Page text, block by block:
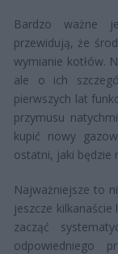
Bardzo ważne
przewidują, że
wymianie kotłów.
ale o ich
pierwszych lat
przymusu
kupić nowy
ostatni, jaki będzie
Najważniejsze to
jeszcze
zacząć
odpowiedniego